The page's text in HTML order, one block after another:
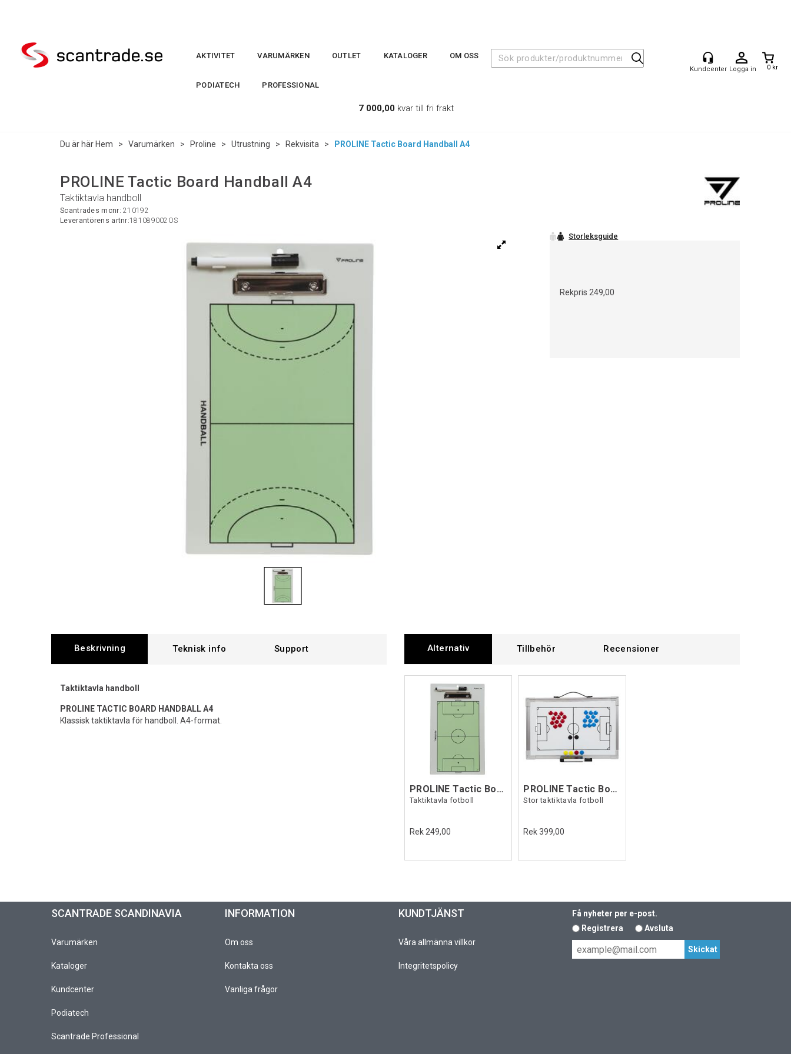
Logga in 0 kr
AKTIVITET VARUMÄRKEN OUTLET KATALOGER OM OSS
PODIATECH PROFESSIONAL
7 000,00 kvar till fri frakt
Du är här Hem > Varumärken > Proline > Utrustning > Rekvisita > PROLINE Tactic Board Handball A4
PROLINE Tactic Board Handball A4
Taktiktavla handboll
Scantrades mcnr:210192
Leverantörens artnr:181089002OS
Rekpris 249,00
Beskrivning Support
Taktiktavla handboll
PROLINE TACTIC BOARD HANDBALL A4
Klassisk taktiktavla för handboll. A4-format.
Alternativ Tillbehör Recensioner
PROLINE Tactic Board Football A4
Taktiktavla fotboll
Rek 249,00
PROLINE Tactic Board Football A3
Stor taktiktavla fotboll
Rek 399,00
SCANTRADE SCANDINAVIA
Varumärken
Kataloger
Kundcenter
Podiatech
Scantrade Professional
INFORMATION
Om oss
Kontakta oss
Vanliga frågor
KUNDTJÄNST
Våra allmänna villkor
Integritetspolicy
Få nyheter per e-post.
Registrera
Avsluta